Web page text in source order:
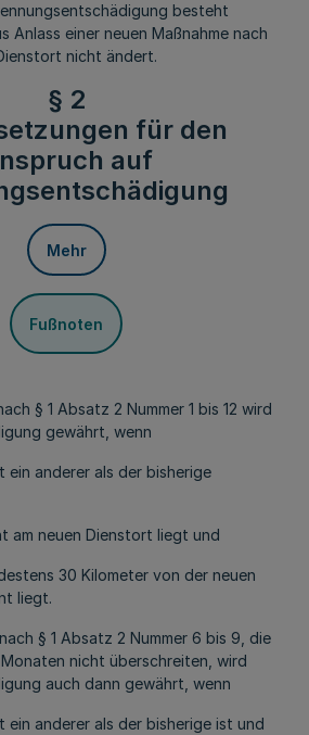
besteht
Anlass einer neuen Maßnahme nach
nicht ändert.
§ 2
für den
auf
Mehr
Fußnoten
§ 1 Absatz 2 Nummer 1 bis 12 wird
gewährt, wenn
ein anderer als der bisherige
am neuen Dienstort liegt und
30 Kilometer von der neuen
liegt.
§ 1 Absatz 2 Nummer 6 bis 9, die
nicht überschreiten, wird
auch dann gewährt, wenn
ein anderer als der bisherige ist und